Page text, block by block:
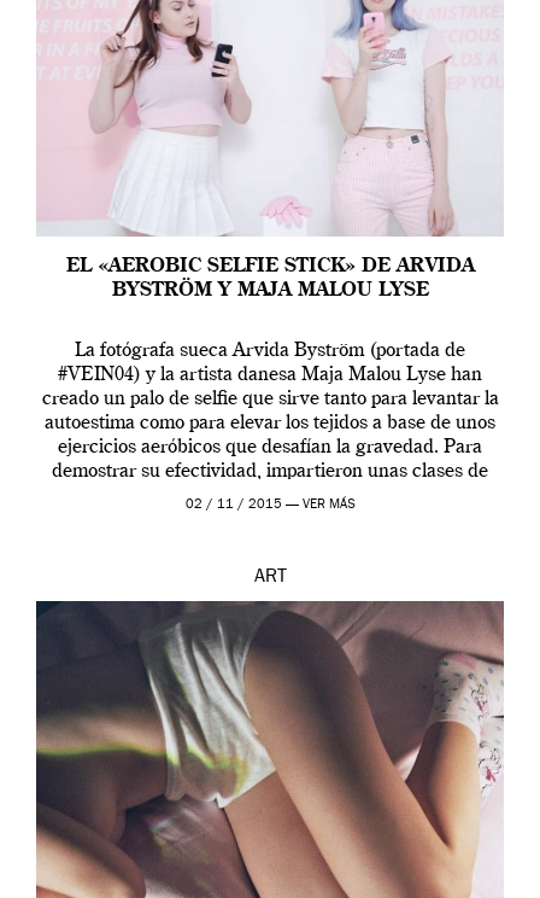
EL «AEROBIC SELFIE STICK» DE ARVIDA
BYSTRÖM Y MAJA MALOU LYSE
La fotógrafa sueca Arvida Byström (portada de
#VEIN04) y la artista danesa Maja Malou Lyse han
creado un palo de selfie que sirve tanto para levantar la
autoestima como para elevar los tejidos a base de unos
ejercicios aeróbicos que desafían la gravedad. Para
demostrar su efectividad, impartieron unas clases de
prueba en el Tate […]
02 / 11 / 2015 — VER MÁS
ART